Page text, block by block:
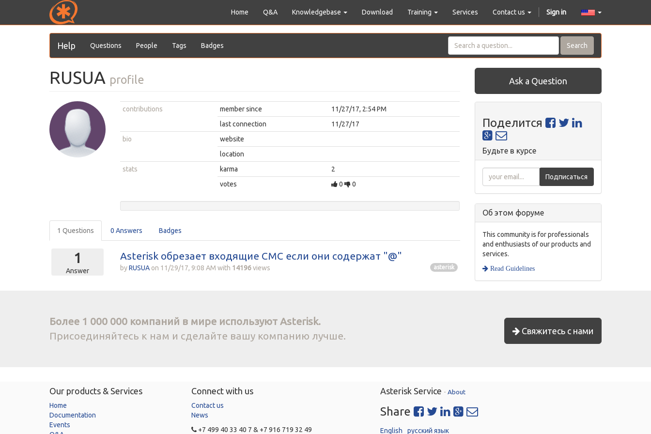
Home Q&A Knowledgebase Download Training Services Contact us Sign in
Help Questions People Tags Badges Search
RUSUA profile
contributions member since
11/27/17, 2:54 PM
last connection
11/27/17
bio
website
location
stats
karma
2
votes
0 0
1 Questions 0 Answers Badges
1
Answer
Asterisk обрезает входящие СМС если они содержат "@"
asterisk
byRUSUA on 11/29/17, 9:08 AM with 14196views
Ask a Question
Поделится
Будьте в курсе
Подписаться
Об этом форуме
This community is for professionals
and enthusiasts of our products and
services.
Read Guidelines
Более 1 000 000 компаний в мире используют Asterisk.
Присоединяйтесь к нам и сделайте вашу компанию лучше.
Свяжитесь с нами
Our products & Services
Home
Documentation
Events
Connect with us
Contact us
News
+7 499 40 33 40 7 & +7 916 719 32 49
Asterisk Service - About
Share
English русский язык